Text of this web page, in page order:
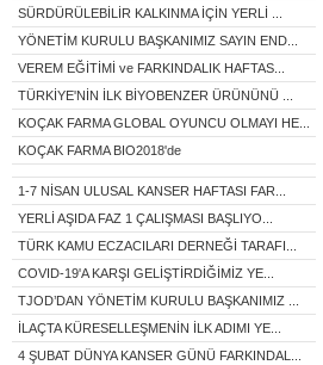
SÜRDÜRÜLEBİLİR KALKINMA İÇİN YERLİ ...
YÖNETİM KURULU BAŞKANIMIZ SAYIN END...
VEREM EĞİTİMİ ve FARKINDALIK HAFTAS...
TÜRKİYE'NİN İLK BİYOBENZER ÜRÜNÜNÜ ...
KOÇAK FARMA GLOBAL OYUNCU OLMAYI HE...
KOÇAK FARMA BIO2018'de
1-7 NİSAN ULUSAL KANSER HAFTASI FAR...
YERLİ AŞIDA FAZ 1 ÇALIŞMASI BAŞLIYO...
TÜRK KAMU ECZACILARI DERNEĞİ TARAFI...
COVID-19'A KARŞI GELİŞTİRDİĞİMİZ YE...
TJOD’DAN YÖNETİM KURULU BAŞKANIMIZ ...
İLAÇTA KÜRESELLEŞMENİN İLK ADIMI YE...
4 ŞUBAT DÜNYA KANSER GÜNÜ FARKINDAL...